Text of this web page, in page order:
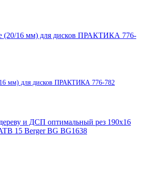
16 мм) для дисков ПРАКТИКА 776-782